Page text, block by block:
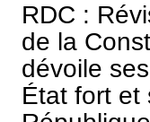
RDC :
de la
dévoile
État fort et